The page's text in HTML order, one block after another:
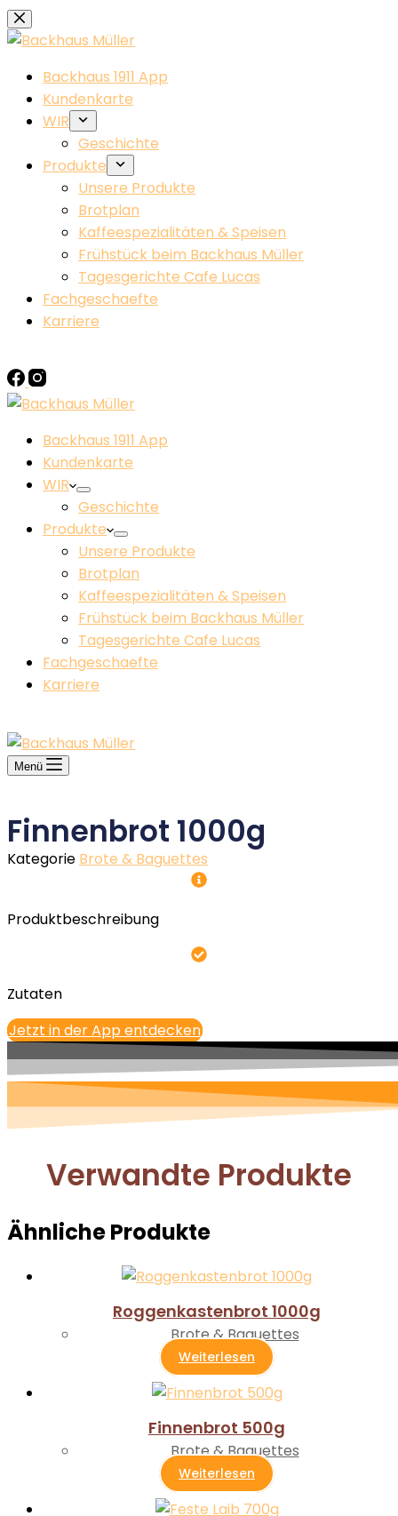
Zum
Inhalt
Backhaus 1911 App
Kundenkarte
WIR
Geschichte
Produkte
Unsere Produkte
Brotplan
Kaffeespezialitäten & Speisen
Frühstück beim Backhaus Müller​
Tagesgerichte Cafe Lucas
Fachgeschaefte
Karriere
Backhaus 1911 App
Kundenkarte
WIR
Geschichte
Produkte
Unsere Produkte
Brotplan
Kaffeespezialitäten & Speisen
Frühstück beim Backhaus Müller​
Tagesgerichte Cafe Lucas
Fachgeschaefte
Karriere
Menü
Finnenbrot 1000g
Kategorie Brote & Baguettes
Produktbeschreibung
Zutaten
Jetzt in der App entdecken
Verwandte Produkte
Ähnliche Produkte
Roggenkastenbrot 1000g
Brote & Baguettes
Weiterlesen
Finnenbrot 500g
Brote & Baguettes
Weiterlesen